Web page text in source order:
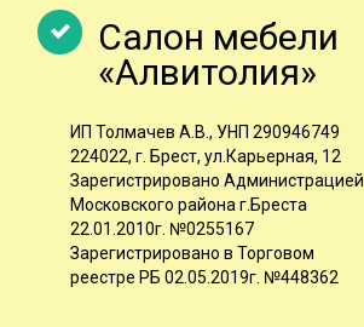
Салон мебели
«Алвитолия»
ИП Толмачев А.В., УНП 290946749
224022, г. Брест, ул.Карьерная, 12
Зарегистрировано Администрацией
Московского района г.Бреста
22.01.2010г. №0255167
Зарегистрировано в Торговом
реестре РБ 02.05.2019г. №448362